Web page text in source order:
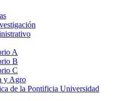
A
B
C
y Agro
de la Pontificia Universidad